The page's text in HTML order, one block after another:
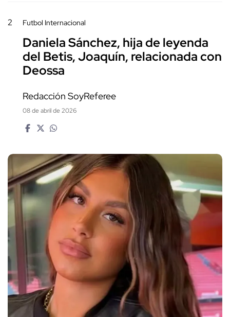
2 Futbol Internacional
Daniela Sánchez, hija de leyenda
del Betis, Joaquín, relacionada con
Deossa
Redacción SoyReferee
08 de abril de 2026